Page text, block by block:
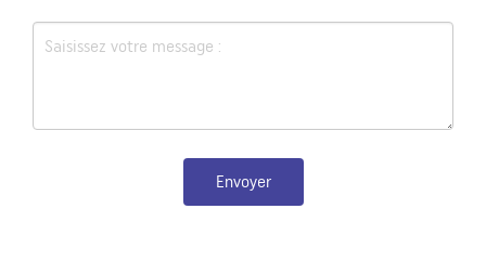
Envoyer